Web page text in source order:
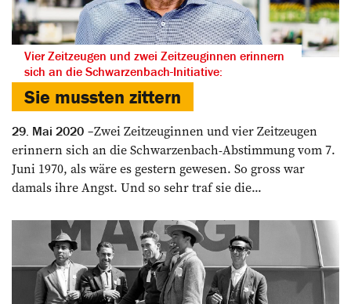
Vier Zeitzeugen und zwei Zeitzeuginnen erinnern
sich an die Schwarzenbach-Initiative:
Sie mussten zittern
29. Mai 2020
Zwei Zeitzeuginnen und vier Zeitzeugen
erinnern sich an die Schwarzenbach-Abstimmung vom 7.
Juni 1970, als wäre es gestern gewesen. So gross war
damals ihre Angst. Und so sehr traf sie die...